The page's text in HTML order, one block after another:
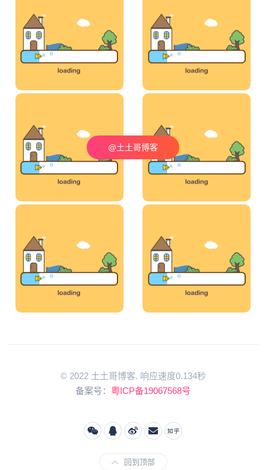
@土土哥博客
© 2022 土土哥博客. 响应速度0.134秒
备案号： 粤ICP备19067568号
回到顶部